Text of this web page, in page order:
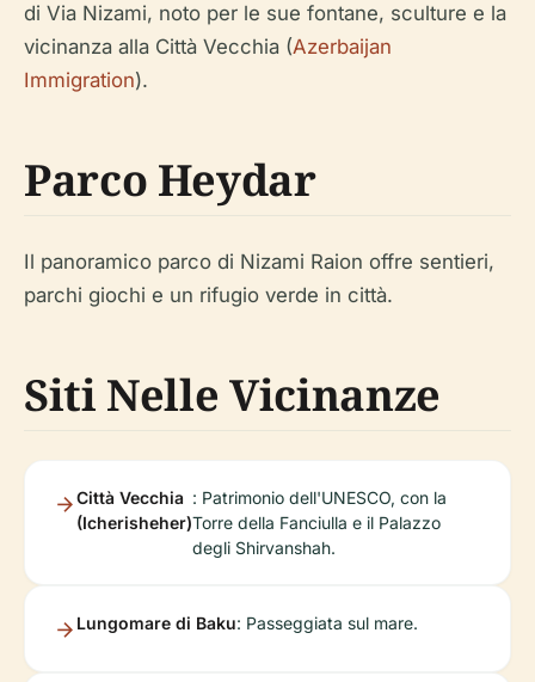
di Via Nizami, noto per le sue fontane, sculture e la
vicinanza alla Città Vecchia (Azerbaijan
Immigration).
Parco Heydar
Il panoramico parco di Nizami Raion offre sentieri,
parchi giochi e un rifugio verde in città.
Siti Nelle Vicinanze
Città Vecchia
(Icherisheher)
: Patrimonio dell'UNESCO, con la
Torre della Fanciulla e il Palazzo
degli Shirvanshah.
Lungomare di Baku: Passeggiata sul mare.